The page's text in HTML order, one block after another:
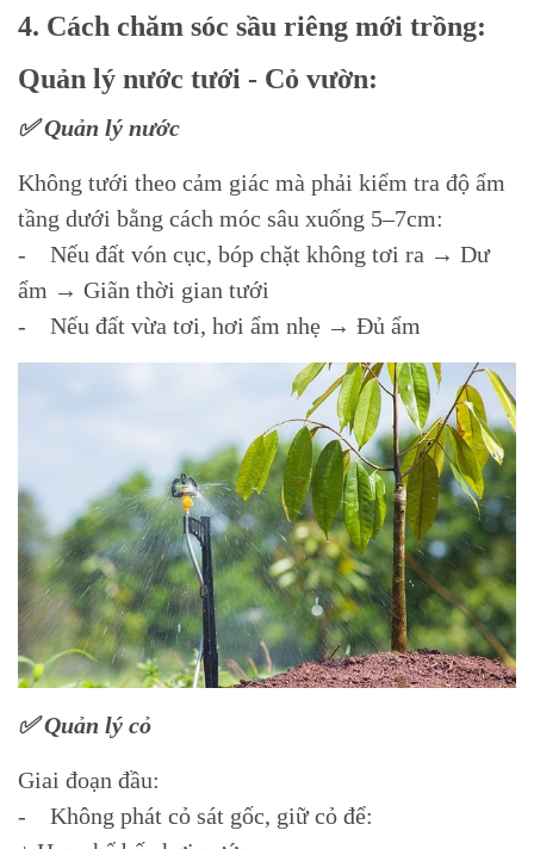
4. Cách chăm sóc sầu riêng mới trồng:
Quản lý nước tưới - Cỏ vườn:
✅ Quản lý nước
Không tưới theo cảm giác mà phải kiểm tra độ ẩm
tầng dưới bằng cách móc sâu xuống 5–7cm:
- Nếu đất vón cục, bóp chặt không tơi ra → Dư
ẩm → Giãn thời gian tưới
- Nếu đất vừa tơi, hơi ẩm nhẹ → Đủ ẩm
✅ Quản lý cỏ
Giai đoạn đầu:
- Không phát cỏ sát gốc, giữ cỏ để: